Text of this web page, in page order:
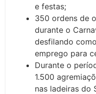
e festas;
350 ordens de
durante o
desfilando
emprego para
Durante o
1.500
nas ladeiras do